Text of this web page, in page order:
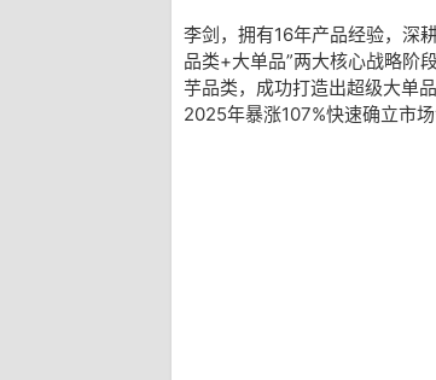
李剑，拥有16年产品经验，深
品类+大单品”两大核心战略阶
芋品类，成功打造出超级大单
2025年暴涨107%快速确立市